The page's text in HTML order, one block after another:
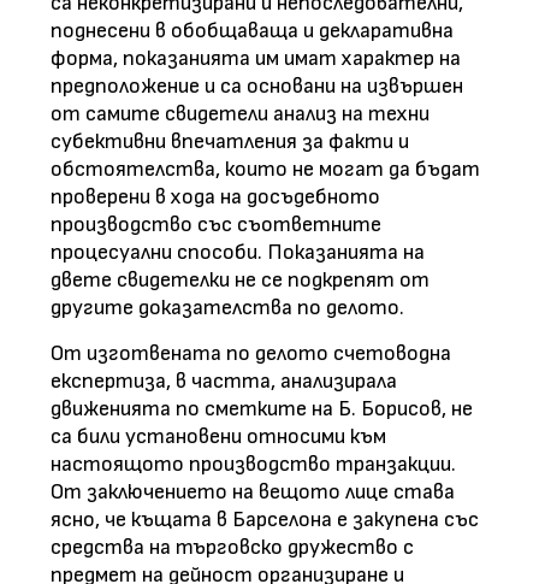
поднесени в обобщаваща и декларативна
форма, показанията им имат характер на
предположение и са основани на извършен
от самите свидетели анализ на техни
субективни впечатления за факти и
обстоятелства, които не могат да бъдат
проверени в хода на досъдебното
производство със съответните
процесуални способи. Показанията на
двете свидетелки не се подкрепят от
другите доказателства по делото.
От изготвената по делото счетоводна
експертиза, в частта, анализирала
движенията по сметките на Б. Борисов, не
са били установени относими към
настоящото производство транзакции.
От заключението на вещото лице става
ясно, че къщата в Барселона е закупена със
средства на търговско дружество с
предмет на дейност организиране и